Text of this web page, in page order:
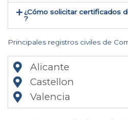
¿Cómo solicitar certificados
?
Principales registros civiles de
Alicante
Castellon
Valencia